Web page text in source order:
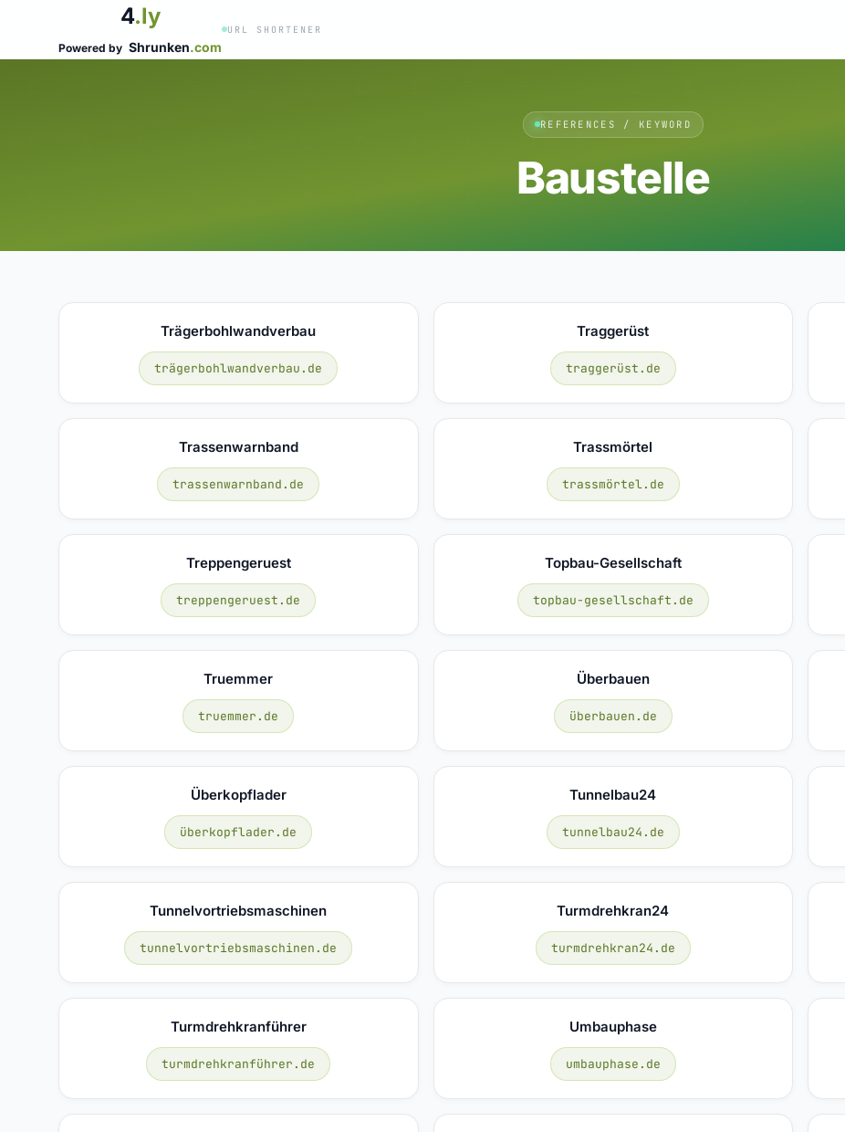
4.ly
Powered by Shrunken.com
URL SHORTENER
REFERENCES / KEYWORD
Baustelle
Trägerbohlwandverbau
trägerbohlwandverbau.de
Traggerüst
traggerüst.de
Trassenwarnband
trassenwarnband.de
Trassmörtel
trassmörtel.de
Treppengeruest
treppengeruest.de
Topbau-Gesellschaft
topbau-gesellschaft.de
Truemmer
truemmer.de
Überbauen
überbauen.de
Überkopflader
überkopflader.de
Tunnelbau24
tunnelbau24.de
Tunnelvortriebsmaschinen
tunnelvortriebsmaschinen.de
Turmdrehkran24
turmdrehkran24.de
Turmdrehkranführer
turmdrehkranführer.de
Umbauphase
umbauphase.de